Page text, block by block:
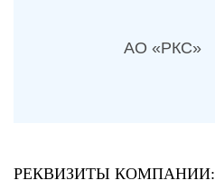
АО «РКС»
РЕКВИЗИТЫ КОМПАНИИ: